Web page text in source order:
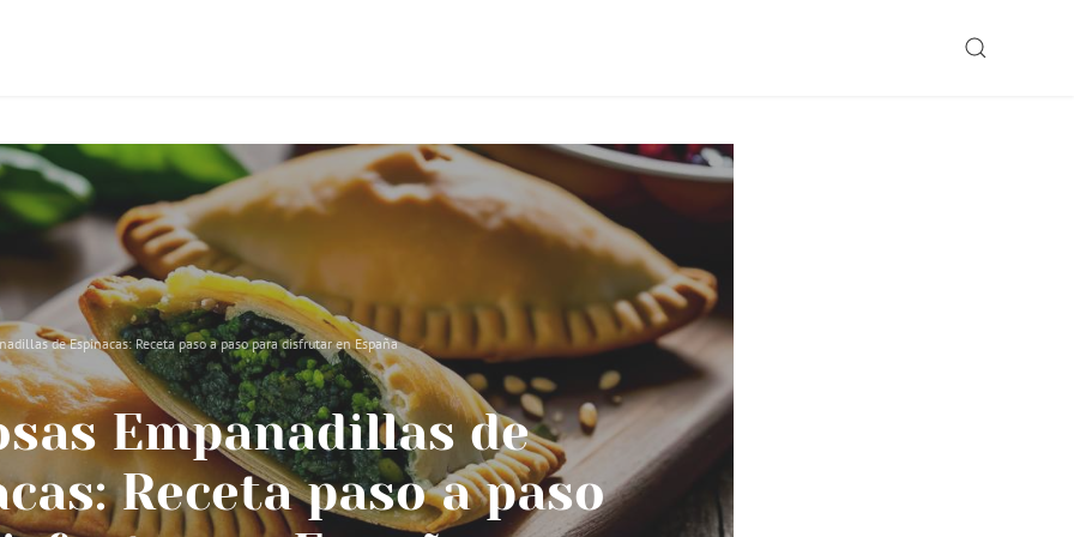
SEARCH
de Espinacas: Receta paso a paso para disfrutar en España
Empanadillas de
Receta paso a paso